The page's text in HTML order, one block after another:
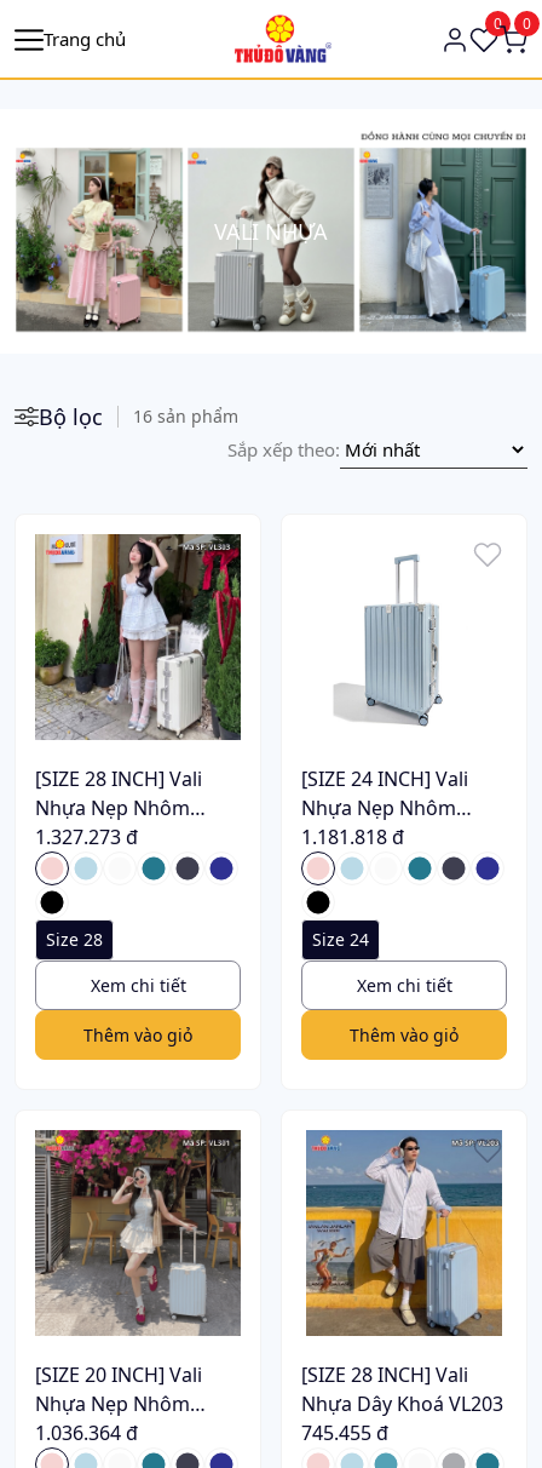
https://tagmanager.google.com/
Trang chủ
0 0
VALI NHỰA
Bộ lọc 16 sản phẩm
Sắp xếp theo:
[SIZE 28 INCH] Vali
Nhựa Nẹp Nhôm
Khoá Sập VL303
1.327.273 đ
Size 28
Xem chi tiết
Thêm vào giỏ
[SIZE 24 INCH] Vali
Nhựa Nẹp Nhôm
Khoá Sập VL302
1.181.818 đ
Size 24
Xem chi tiết
Thêm vào giỏ
[SIZE 20 INCH] Vali
Nhựa Nẹp Nhôm
Khoá Sập VL301
1.036.364 đ
[SIZE 28 INCH] Vali
Nhựa Dây Khoá VL203
745.455 đ